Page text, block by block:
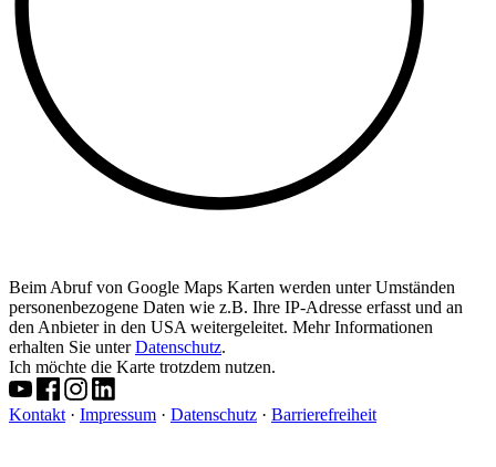
Beim Abruf von Google Maps Karten werden unter Umständen
personenbezogene Daten wie z.B. Ihre IP-Adresse erfasst und an
den Anbieter in den USA weitergeleitet. Mehr Informationen
erhalten Sie unterDatenschutz.
Ich möchte die Karte trotzdem nutzen.
Kontakt · Impressum · Datenschutz · Barrierefreiheit